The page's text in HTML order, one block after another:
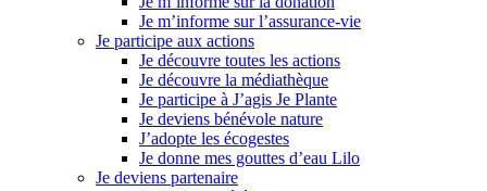
Je m’informe sur l’assurance-vie
Je participe aux actions
Je découvre toutes les actions
Je découvre la médiathèque
Je participe à J’agis Je Plante
Je deviens bénévole nature
J’adopte les écogestes
Je donne mes gouttes d’eau Lilo
Je deviens partenaire